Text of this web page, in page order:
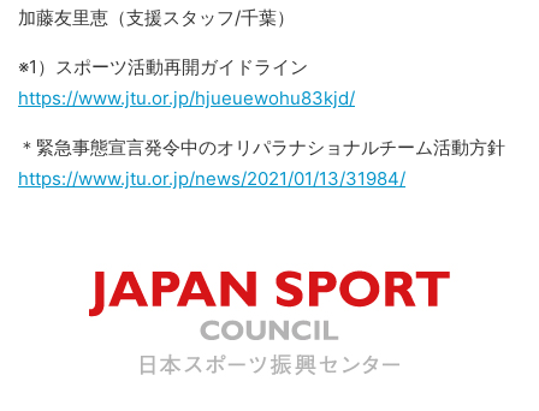
加藤友里恵（支援スタッフ/千葉）
※1）スポーツ活動再開ガイドライン
https://www.jtu.or.jp/hjueuewohu83kjd/
＊緊急事態宣言発令中のオリパラナショナルチーム活動方針
https://www.jtu.or.jp/news/2021/01/13/31984/